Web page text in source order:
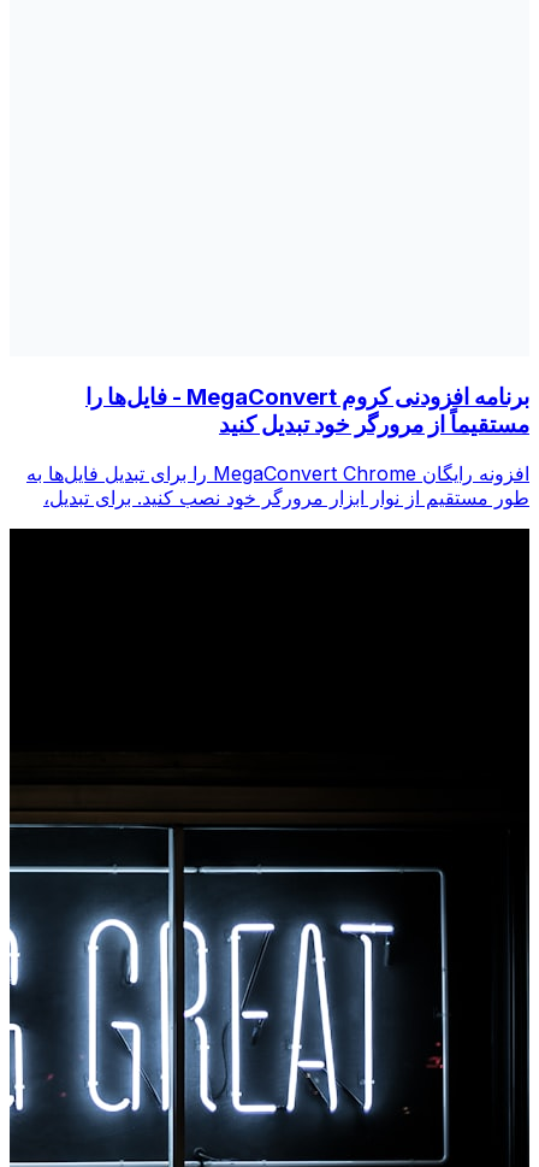
برنامه افزودنی کروم MegaConvert - فایل‌ها را
مستقیماً از مرورگر خود تبدیل کنید
افزونه رایگان MegaConvert Chrome را برای تبدیل فایل‌ها به
طور مستقیم از نوار ابزار مرورگر خود نصب کنید. برای تبدیل،